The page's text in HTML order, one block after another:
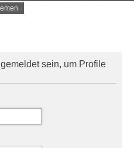
sein, um Profile